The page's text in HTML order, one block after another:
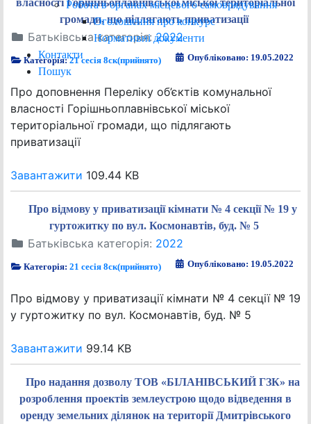
Робота в органах місцевого самоврядування
Оголошення про конкурс
Нормативні документи
Контакти
Пошук
власності Горішньоплавнівської міської територіальної
громади, що підлягають приватизації
Батьківська категорія:2022
Категорія:21 сесія 8ск(прийнято) Опубліковано: 19.05.2022
Про доповнення Переліку об’єктів комунальної
власності Горішньоплавнівської міської
територіальної громади, що підлягають
приватизації
Завантажити 109.44 KB
Про відмову у приватизації кімнати № 4 cекції № 19 у
гуртожитку по вул. Космонавтів, буд. № 5
Батьківська категорія: 2022
Категорія:21 сесія 8ск(прийнято) Опубліковано: 19.05.2022
Про відмову у приватизації кімнати № 4 cекції № 19
у гуртожитку по вул. Космонавтів, буд. № 5
Завантажити 99.14 KB
Про надання дозволу ТОВ «БІЛАНІВСЬКИЙ ГЗК» на
розроблення проектів землеустрою щодо відведення в
оренду земельних ділянок на території Дмитрівського